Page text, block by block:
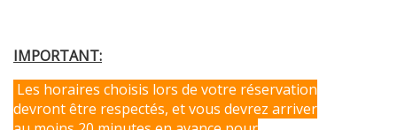
IMPORTANT:
Les horaires choisis lors de votre réservation
devront être respectés, et vous devrez arriver